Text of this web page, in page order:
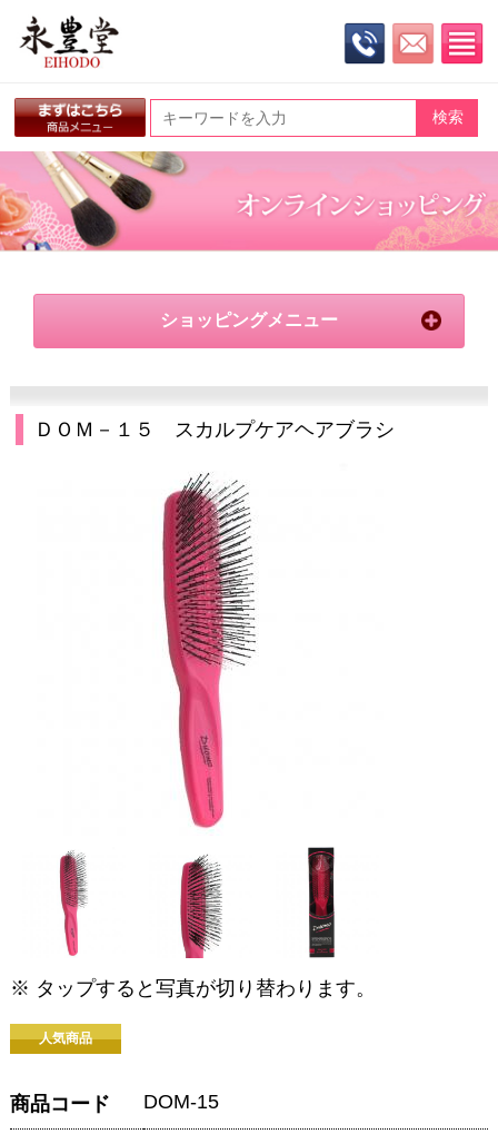
ショッピングメニュー
ＤＯＭ－１５ スカルプケアヘアブラシ
※ タップすると写真が切り替わります。
人気商品
商品コード DOM-15